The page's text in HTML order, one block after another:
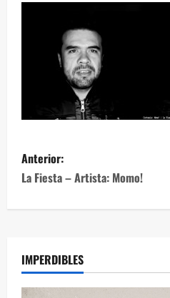
Anterior:
La Fiesta – Artista: Momo!
IMPERDIBLES